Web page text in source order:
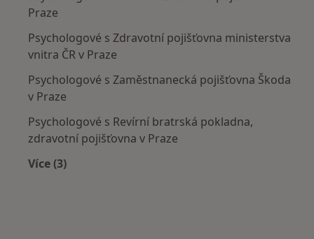
Praze
Psychologové s Zdravotní pojišťovna ministerstva
vnitra ČR v Praze
Psychologové s Zaměstnanecká pojišťovna Škoda
v Praze
Psychologové s Revírní bratrská pokladna,
zdravotní pojišťovna v Praze
Více (3)